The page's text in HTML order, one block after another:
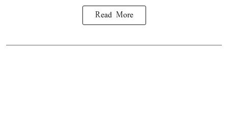
Read More